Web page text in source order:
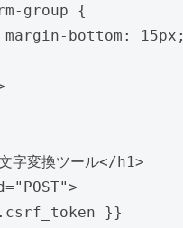
group {
bottom: 15px;
字変換ツール</h1>
}}